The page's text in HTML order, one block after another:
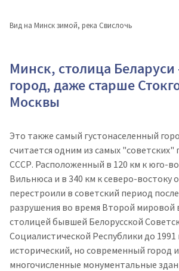
Вид на Минск зимой, река Свислочь
Минск, столица Беларуси
город, даже старше
Москвы
Это также самый густонаселенный
считается одним из самых
СССР. Расположенный в 120 км к юго-
Вильнюса и в 340 км к северо-
перестроили в советский период
разрушения во время Второй мировой
столицей бывшей Белорусской
Социалистической Республики до 1991
исторический, но современный город
многочисленные монументальные